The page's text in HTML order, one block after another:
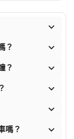

？ 
？ 


嗎？ 